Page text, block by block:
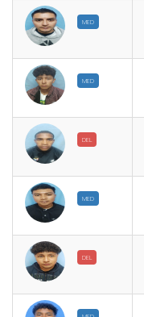
MED
MED
DEL
MED
DEL